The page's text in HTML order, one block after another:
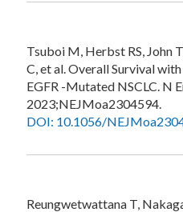
Tsuboi M, Herbst RS, John
C, et al. Overall Survival
EGFR -Mutated NSCLC. N
2023;NEJMoa2304594.
DOI: 10.1056/
Reungwetwattana T,